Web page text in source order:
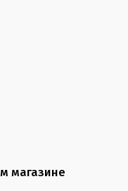
магазине